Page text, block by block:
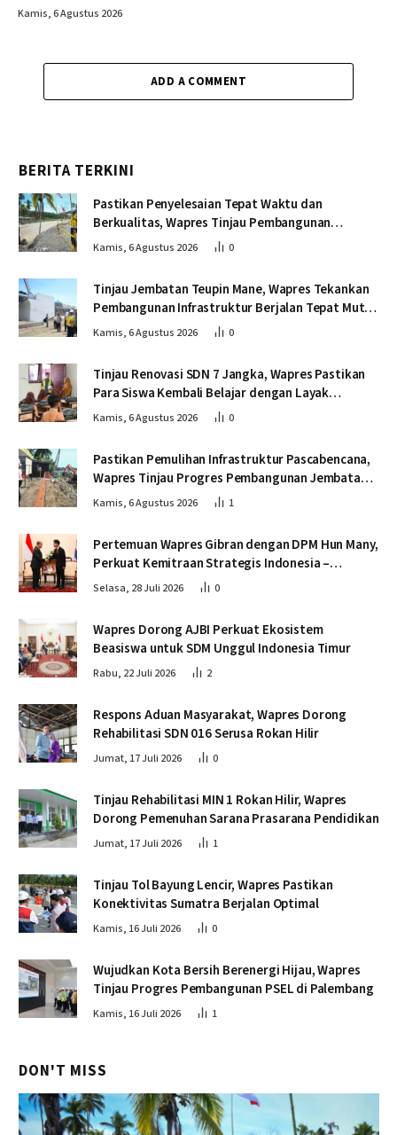
Kamis, 6 Agustus 2026
ADD A COMMENT
BERITA TERKINI
Pastikan Penyelesaian Tepat Waktu dan
Berkualitas, Wapres Tinjau Pembangunan
Jembatan Lumut
Kamis, 6 Agustus 2026 0
Tinjau Jembatan Teupin Mane, Wapres Tekankan
Pembangunan Infrastruktur Berjalan Tepat Mutu
dan Tepat Waktu
Kamis, 6 Agustus 2026 0
Tinjau Renovasi SDN 7 Jangka, Wapres Pastikan
Para Siswa Kembali Belajar dengan Layak
Pascabencana
Kamis, 6 Agustus 2026 0
Pastikan Pemulihan Infrastruktur Pascabencana,
Wapres Tinjau Progres Pembangunan Jembatan
Krueng Tingkeum Bireuen
Kamis, 6 Agustus 2026 1
Pertemuan Wapres Gibran dengan DPM Hun Many,
Perkuat Kemitraan Strategis Indonesia –
Kamboja
Selasa, 28 Juli 2026 0
Wapres Dorong AJBI Perkuat Ekosistem
Beasiswa untuk SDM Unggul Indonesia Timur
Rabu, 22 Juli 2026 2
Respons Aduan Masyarakat, Wapres Dorong
Rehabilitasi SDN 016 Serusa Rokan Hilir
Jumat, 17 Juli 2026 0
Tinjau Rehabilitasi MIN 1 Rokan Hilir, Wapres
Dorong Pemenuhan Sarana Prasarana Pendidikan
Jumat, 17 Juli 2026 1
Tinjau Tol Bayung Lencir, Wapres Pastikan
Konektivitas Sumatra Berjalan Optimal
Kamis, 16 Juli 2026 0
Wujudkan Kota Bersih Berenergi Hijau, Wapres
Tinjau Progres Pembangunan PSEL di Palembang
Kamis, 16 Juli 2026 1
DON'T MISS